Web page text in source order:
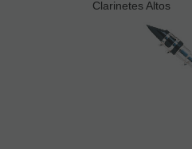
Clarinetes Altos